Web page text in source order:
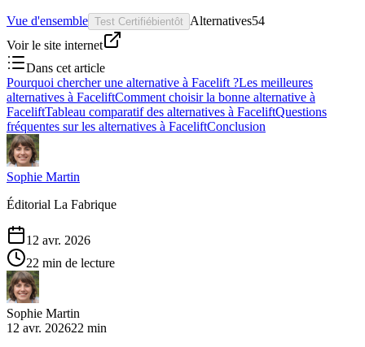
Vue d'ensemble Test Certifiébientôt Alternatives54
Voir le site internet
Dans cet article
Pourquoi chercher une alternative à Facelift ?Les meilleures
alternatives à FaceliftComment choisir la bonne alternative à
FaceliftTableau comparatif des alternatives à FaceliftQuestions
fréquentes sur les alternatives à FaceliftConclusion
Sophie Martin
Éditorial La Fabrique
12 avr. 2026
22 min de lecture
Sophie Martin
12 avr. 202622 min